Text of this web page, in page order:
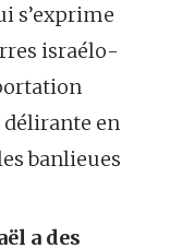
s’exprime
israélo-
en
banlieues
a des